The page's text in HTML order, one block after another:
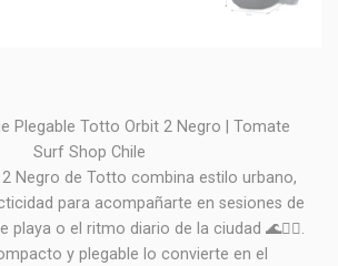
Plegable Totto Orbit 2 Negro | Tomate
Surf Shop Chile
2 Negro de Totto combina estilo urbano,
para acompañarte en sesiones de
playa o el ritmo diario de la ciudad 🌊🏄‍♂️.
y plegable lo convierte en el